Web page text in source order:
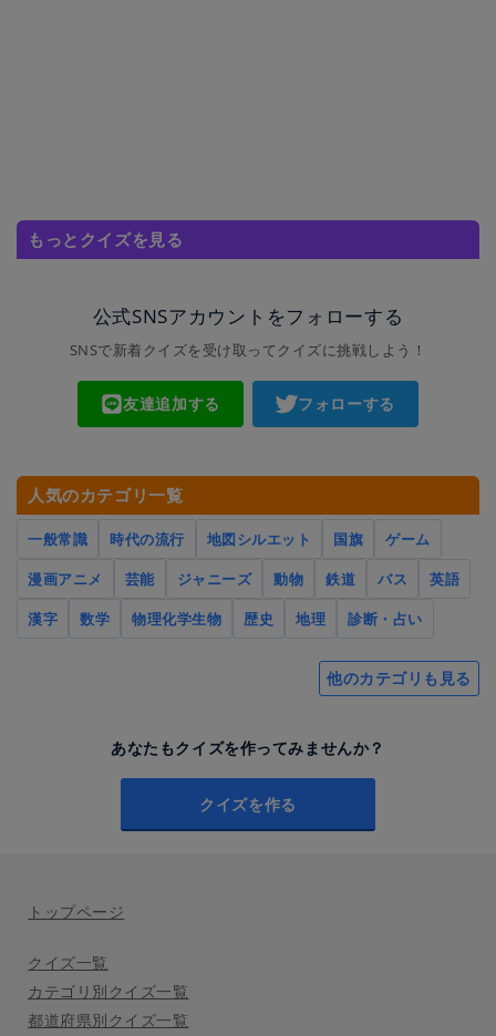
もっとクイズを見る
公式SNSアカウントをフォローする
SNSで新着クイズを受け取ってクイズに挑戦しよう！
友達追加する フォローする
人気のカテゴリ一覧
一般常識 時代の流行 地図シルエット 国旗
ゲーム
漫画アニメ
芸能 ジャニーズ 動物 鉄道 バス
英語
漢字
数学 物理化学生物 歴史 地理 診断・占い
他のカテゴリも見る
あなたもクイズを作ってみませんか？
クイズを作る
トップページ
クイズ一覧
カテゴリ別クイズ一覧
都道府県別クイズ一覧